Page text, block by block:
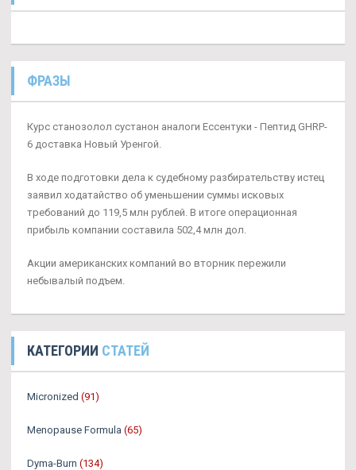
ФРАЗЫ
Курс станозолол сустанон аналоги Ессентуки - Пептид GHRP-
6 доставка Новый Уренгой.
В ходе подготовки дела к судебному разбирательству истец
заявил ходатайство об уменьшении суммы исковых
требований до 119,5 млн рублей. В итоге операционная
прибыль компании составила 502,4 млн дол.
Акции американских компаний во вторник пережили
небывалый подъем.
КАТЕГОРИИ СТАТЕЙ
Micronized (91)
Menopause Formula (65)
Dyma-Burn (134)